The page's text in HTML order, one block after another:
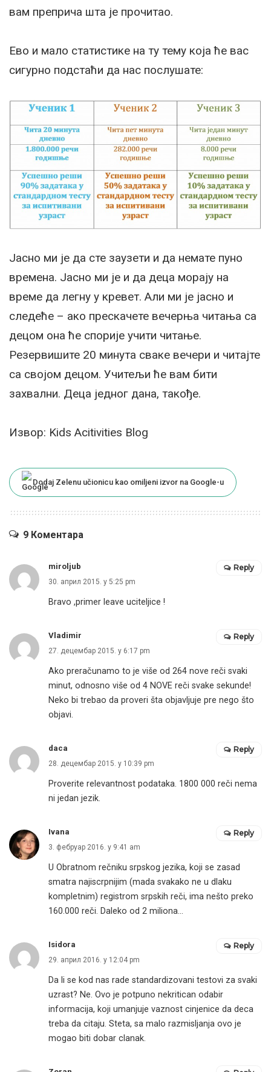
вам преприча шта је прочитао.
Ево и мало статистике на ту тему која ће вас
сигурно подстаћи да нас послушате:
Јасно ми је да сте заузети и да немате пуно
времена. Јасно ми је и да деца морају на
време да легну у кревет. Али ми је јасно и
следеће – ако прескачете вечерња читања са
децом она ће спорије учити читање.
Резервишите 20 минута сваке вечери и читајте
са својом децом. Учитељи ће вам бити
захвални. Деца једног дана, такође.
Извор: Kids Acitivities Blog
Dodaj Zelenu učionicu kao omiljeni izvor na Google-u
9 Коментара
miroljub
30. април 2015. у 5:25 pm
Bravo ,primer leave uciteljice !
Reply
Vladimir
27. децембар 2015. у 6:17 pm
Ako preračunamo to je više od 264 nove reči svaki
minut, odnosno više od 4 NOVE reči svake sekunde!
Neko bi trebao da proveri šta objavljuje pre nego što
objavi.
Reply
daca
28. децембар 2015. у 10:39 pm
Proverite relevantnost podataka. 1800 000 reči nema
ni jedan jezik.
Reply
Ivana
3. фебруар 2016. у 9:41 am
U Obratnom rečniku srpskog jezika, koji se zasad
smatra najiscrpnijim (mada svakako ne u dlaku
kompletnim) registrom srpskih reči, ima nešto preko
160.000 reči. Daleko od 2 miliona…
Reply
Isidora
29. април 2016. у 12:04 pm
Da li se kod nas rade standardizovani testovi za svaki
uzrast? Ne. Ovo je potpuno nekritican odabir
informacija, koji umanjuje vaznost cinjenice da deca
treba da citaju. Steta, sa malo razmisljanja ovo je
mogao biti dobar clanak.
Reply